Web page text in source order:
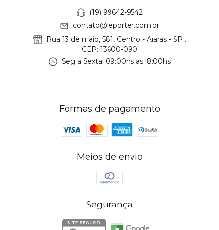
(19) 99642-9542
contato@leporter.com.br
Rua 13 de maio, 581, Centro - Araras - SP .
CEP: 13600-090
Seg a Sexta: 09:00hs as !8:00hs
Formas de pagamento
Meios de envio
Segurança